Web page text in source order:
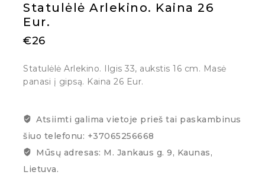
Statulėlė Arlekino. Kaina 26
Eur.
€26
Statulėlė Arlekino. Ilgis 33, aukstis 16 cm. Masė
panasi į gipsą. Kaina 26 Eur.
Atsiimti galima vietoje prieš tai paskambinus
šiuo telefonu: +37065256668
Mūsų adresas: M. Jankaus g. 9, Kaunas,
Lietuva.